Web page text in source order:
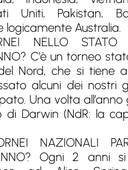
Uniti, Pakistan,
logicamente Australia.
NELLO STATO
C’è un torneo
Nord, che si tiene
alcuni dei nostri
Una volta all’anno
di Darwin (NdR: la
NAZIONALI
Ogni 2 anni